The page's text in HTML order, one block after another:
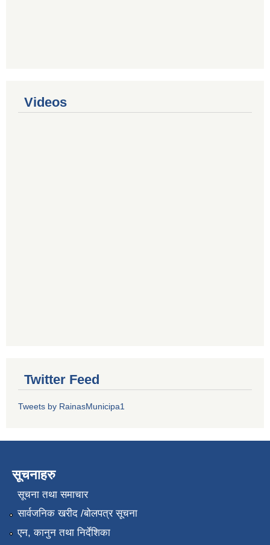
Videos
Twitter Feed
Tweets by RainasMunicipa1
सूचनाहरु
सूचना तथा समाचार
सार्वजनिक खरीद /बोलपत्र सूचना
एन, कानुन तथा निर्देशिका